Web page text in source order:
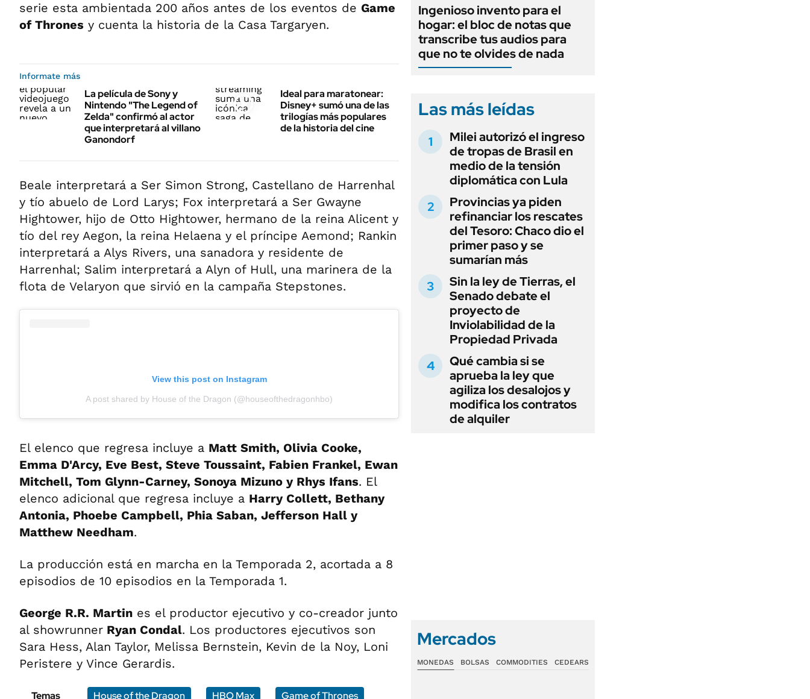
serie esta ambientada 200 años antes de los eventos de Game
of Thrones y cuenta la historia de la Casa Targaryen.
Informate más
La película de Sony y
Nintendo "The Legend of
Zelda" confirmó al actor
que interpretará al villano
Ganondorf
Ideal para maratonear:
Disney+ sumó una de las
trilogías más populares
de la historia del cine
Beale interpretará a Ser Simon Strong, Castellano de Harrenhal
y tío abuelo de Lord Larys; Fox interpretará a Ser Gwayne
Hightower, hijo de Otto Hightower, hermano de la reina Alicent y
tío del rey Aegon, la reina Helaena y el príncipe Aemond; Rankin
interpretará a Alys Rivers, una sanadora y residente de
Harrenhal; Salim interpretará a Alyn of Hull, una marinera de la
flota de Velaryon que sirvió en la campaña Stepstones.
View this post on Instagram
A post shared by House of the Dragon (@houseofthedragonhbo)
El elenco que regresa incluye a Matt Smith, Olivia Cooke,
Emma D'Arcy, Eve Best, Steve Toussaint, Fabien Frankel, Ewan
Mitchell, Tom Glynn-Carney, Sonoya Mizuno y Rhys Ifans. El
elenco adicional que regresa incluye a Harry Collett, Bethany
Antonia, Phoebe Campbell, Phia Saban, Jefferson Hall y
Matthew Needham.
La producción está en marcha en la Temporada 2, acortada a 8
episodios de 10 episodios en la Temporada 1.
George R.R. Martin es el productor ejecutivo y co-creador junto
al showrunner Ryan Condal. Los productores ejecutivos son
Sara Hess, Alan Taylor, Melissa Bernstein, Kevin de la Noy, Loni
Peristere y Vince Gerardis.
Temas House of the Dragon HBO Max Game of Thrones
Ingenioso invento para el
hogar: el bloc de notas que
transcribe tus audios para
que no te olvides de nada
Las más leídas
Milei autorizó el ingreso
de tropas de Brasil en
medio de la tensión
diplomática con Lula
Provincias ya piden
refinanciar los rescates
del Tesoro: Chaco dio el
primer paso y se
sumarían más
Sin la ley de Tierras, el
Senado debate el
proyecto de
Inviolabilidad de la
Propiedad Privada
Qué cambia si se
aprueba la ley que
agiliza los desalojos y
modifica los contratos
de alquiler
Mercados
MONEDAS BOLSAS COMMODITIES CEDEARS